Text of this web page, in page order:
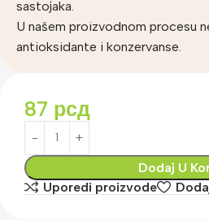
sastojaka.
U našem proizvodnom procesu
antioksidante i konzervanse.
87 рсд
Dodaj U
Uporedi proizvode